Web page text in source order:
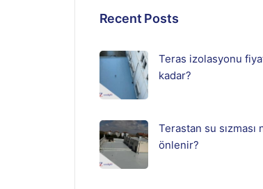
Recent Posts
Teras izolasyonu
kadar?
Terastan su sızması
önlenir?